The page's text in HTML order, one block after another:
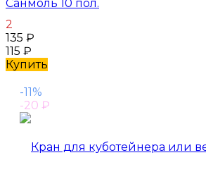
Санмоль 10 пол.
2
135 ₽
115 ₽
Купить
-11%
-20 ₽